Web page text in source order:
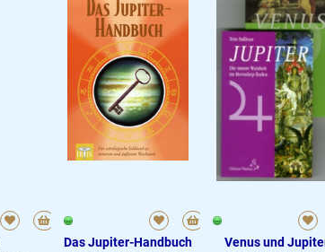
Das Jupiter-Handbuch
Venus und